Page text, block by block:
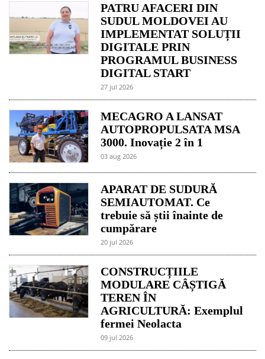
PATRU AFACERI DIN
SUDUL MOLDOVEI AU
IMPLEMENTAT SOLUȚII
DIGITALE PRIN
PROGRAMUL BUSINESS
DIGITAL START
27 jul 2026
MECAGRO A LANSAT
AUTOPROPULSATA MSA
3000. Inovație 2 în 1
03 aug 2026
APARAT DE SUDURĂ
SEMIAUTOMAT. Ce
trebuie să știi înainte de
cumpărare
20 jul 2026
CONSTRUCȚIILE
MODULARE CÂȘTIGĂ
TEREN ÎN
AGRICULTURĂ: Exemplul
fermei Neolacta
09 jul 2026